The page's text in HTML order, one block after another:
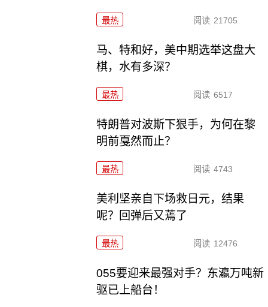
最热 阅读 21705
马、特和好，美中期选举这盘大
棋，水有多深？
最热 阅读 6517
特朗普对波斯下狠手，为何在黎
明前戛然而止？
最热 阅读 4743
美利坚亲自下场救日元，结果
呢？回弹后又蔫了
最热 阅读 12476
055要迎来最强对手？东瀛万吨新
驱已上船台！